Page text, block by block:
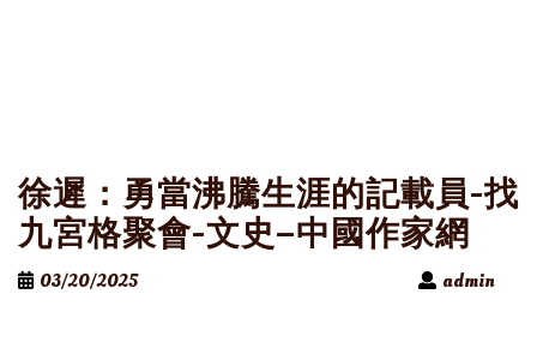
徐遲：勇當沸騰生涯的記載員-找
九宮格聚會-文史–中國作家網
03/20/2025 admin